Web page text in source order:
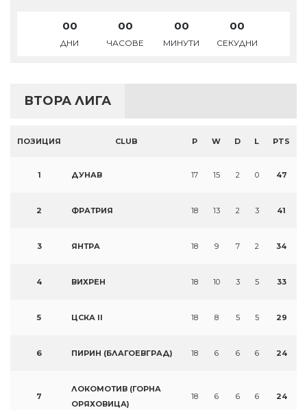
00
ДНИ
00
ЧАСОВЕ
00
МИНУТИ
00
СЕКУДНИ
ВТОРА ЛИГА
ПОЗИЦИЯ CLUB P W D L PTS
1 ДУНАВ 17 15 2 0 47
2 ФРАТРИЯ 18 13 2 3 41
3 ЯНТРА 18 9 7 2 34
4 ВИХРЕН 18 10 3 5 33
5 ЦСКА II 18 8 5 5 29
6 ПИРИН (БЛАГОЕВГРАД) 18 6 6 6 24
7
ЛОКОМОТИВ (ГОРНА
ОРЯХОВИЦА)
18 6 6 6 24